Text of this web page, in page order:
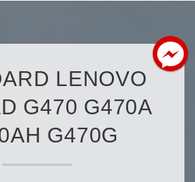
LENOVO
G470 G470A
G470G